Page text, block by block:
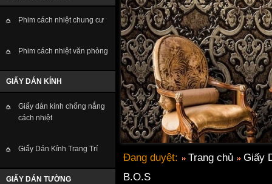
Phim cách nhiệt chung cư
Phim cách nhiệt văn phòng
GIẤY DÁN KÍNH
Giấy dán kính chống nắng
cách nhiệt
Giấy Dán Kính Trang Trí
GIẤY DÁN TƯỜNG
Đang duyệt: Trang chủ
Giấy
B.O.S